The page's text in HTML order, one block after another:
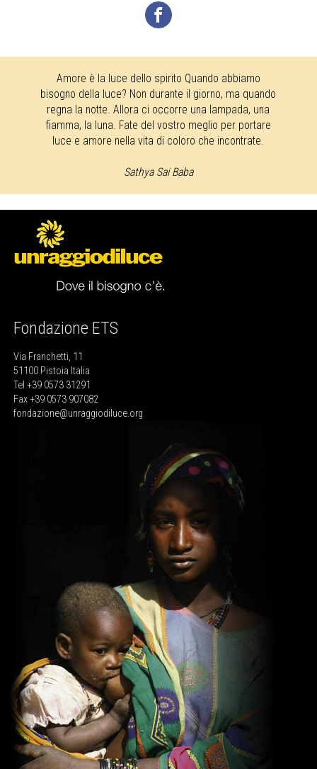
Amore è la luce dello spirito Quando abbiamo
bisogno della luce? Non durante il giorno, ma quando
regna la notte. Allora ci occorre una lampada, una
fiamma, la luna. Fate del vostro meglio per portare
luce e amore nella vita di coloro che incontrate.
Sathya Sai Baba
Fondazione ETS
Via Franchetti, 11
51100 Pistoia Italia
Tel +39 0573 31291
Fax +39 0573 907082
fondazione@unraggiodiluce.org